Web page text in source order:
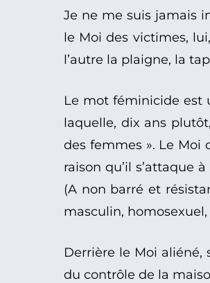
Je ne me suis jamais
le Moi des victimes,
l’autre la plaigne, la
Le mot féminicide est
laquelle, dix ans
des femmes ». Le Moi
raison qu’il s’attaque
(A non barré et
masculin,
Derrière le Moi aliéné,
du contrôle de la